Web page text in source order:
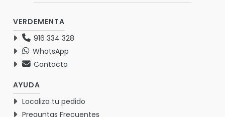
VERDEMENTA
916 334 328
WhatsApp
Contacto
AYUDA
Localiza tu pedido
Preguntas Frecuentes